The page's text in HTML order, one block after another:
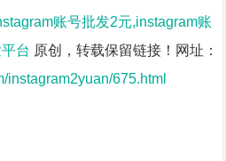
账号批发2元,instagram账
台 原创，转载保留链接！网址：
instagram2yuan/675.html